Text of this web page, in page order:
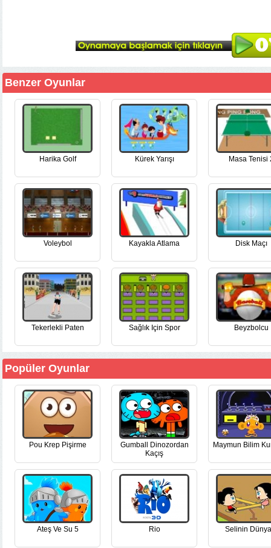
Benzer Oyunlar
Harika Golf Kürek Yarışı Masa Tenisi
Voleybol Kayakla Atlama Disk Maçı
Tekerlekli Paten Sağlık Için Spor Beyzbolcu
Popüler Oyunlar
Pou Krep Pişirme
Gumball Dinozordan
Kaçış
Maymun Bilim
Ateş Ve Su 5 Rio Selinin